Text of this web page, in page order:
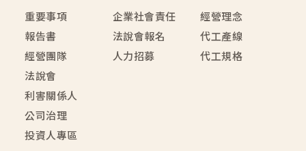
重要事項
報告書
經營團隊
法說會
利害關係人
公司治理
投資人專區
企業社會責任
法說會報名
人力招募
經營理念
代工產線
代工規格